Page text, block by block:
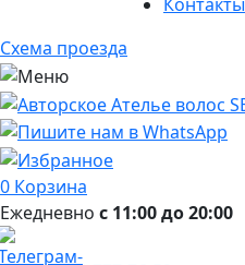
Схема проезда
0 Корзина
Ежедневно с 11:00 до 20:00